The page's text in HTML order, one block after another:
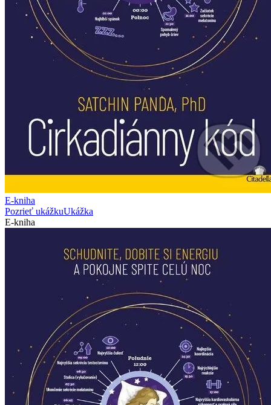
E-kniha
Pozrieť ukážkuUkážka
E-kniha